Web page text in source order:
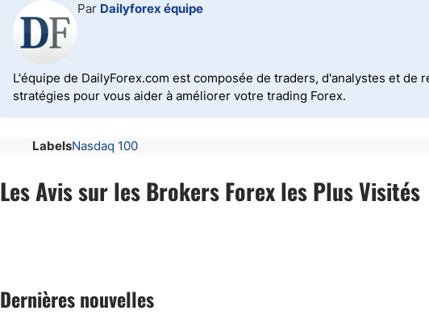
Par Dailyforex équipe
L'équipe de DailyForex.com est composée de traders, d'analystes et
stratégies pour vous aider à améliorer votre trading Forex.
LabelsNasdaq 100
Les Avis sur les Brokers Forex les Plus Visités
Dernières nouvelles